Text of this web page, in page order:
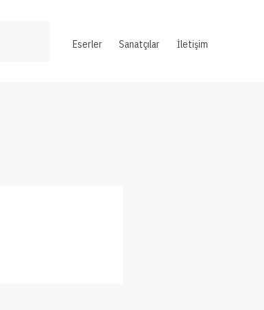
Eserler Sanatçılar İletişim